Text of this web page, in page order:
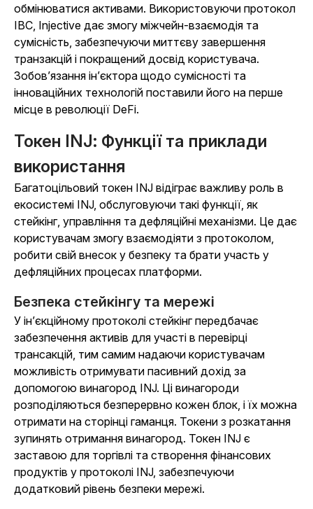
обмінюватися активами. Використовуючи протокол
IBC, Injective дає змогу міжчейн-взаємодія та
сумісність, забезпечуючи миттєву завершення
транзакцій і покращений досвід користувача.
Зобов’язання ін’єктора щодо сумісності та
інноваційних технологій поставили його на перше
місце в революції DeFi.
Токен INJ: Функції та приклади
використання
Багатоцільовий токен INJ відіграє важливу роль в
екосистемі INJ, обслуговуючи такі функції, як
стейкінг, управління та дефляційні механізми. Це дає
користувачам змогу взаємодіяти з протоколом,
робити свій внесок у безпеку та брати участь у
дефляційних процесах платформи.
Безпека стейкінгу та мережі
У ін’єкційному протоколі стейкінг передбачає
забезпечення активів для участі в перевірці
трансакцій, тим самим надаючи користувачам
можливість отримувати пасивний дохід за
допомогою винагород INJ. Ці винагороди
розподіляються безперервно кожен блок, і їх можна
отримати на сторінці гаманця. Токени з розкатання
зупинять отримання винагород. Токен INJ є
заставою для торгівлі та створення фінансових
продуктів у протоколі INJ, забезпечуючи
додатковий рівень безпеки мережі.